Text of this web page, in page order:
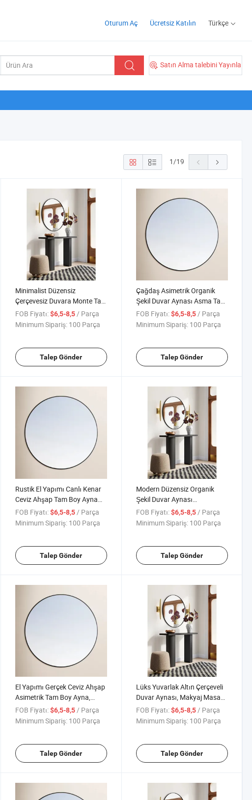
Oturum Aç Ücretsiz Katılın Türkçe
Satın Alma talebini Yayınla
1/19
Minimalist Düzensiz
Çerçevesiz Duvara Monte Tam
Boy Ayna Banyo Tezgahı için
FOB Fiyatı: $6,5-8,5/ Parça
Minimum Sipariş: 100 Parça
Talep Gönder
Çağdaş Asimetrik Organik
Şekil Duvar Aynası Asma Tam
Boy Aynası
FOB Fiyatı: $6,5-8,5/ Parça
Minimum Sipariş: 100 Parça
Talep Gönder
Rustik El Yapımı Canlı Kenar
Ceviz Ahşap Tam Boy Ayna
Tarım Evi Yatak Odası için
FOB Fiyatı: $6,5-8,5 / Parça
Minimum Sipariş: 100 Parça
Talep Gönder
Modern Düzensiz Organik
Şekil Duvar Aynası
Montelenmiş Tam Boy Aynası
FOB Fiyatı: $6,5-8,5 / Parça
Minimum Sipariş: 100 Parça
Talep Gönder
El Yapımı Gerçek Ceviz Ahşap
Asimetrik Tam Boy Ayna,
Oturma Odası Giriş Yolu için
FOB Fiyatı: $6,5-8,5 / Parça
Minimum Sipariş: 100 Parça
Talep Gönder
Lüks Yuvarlak Altın Çerçeveli
Duvar Aynası, Makyaj Masası
için Tam Boy Aynası
FOB Fiyatı: $6,5-8,5 / Parça
Minimum Sipariş: 100 Parça
Talep Gönder